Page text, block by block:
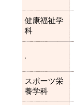
健康福祉学
科
.
スポーツ栄
養学科